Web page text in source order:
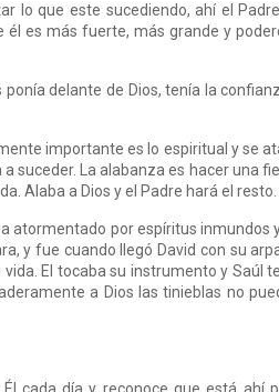
lo que este sucediendo, ahí el
es más fuerte, más grande y
delante de Dios, tenía la
importante es lo espiritual y se
suceder. La alabanza es hacer una
Alaba a Dios y el Padre hará el resto.
atormentado por espíritus inmundos
y fue cuando llegó David con su
El tocaba su instrumento y Saúl
a Dios las tinieblas no